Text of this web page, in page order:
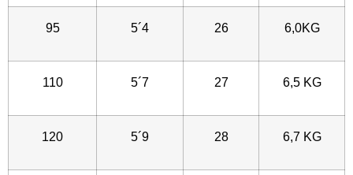
95 5´4 26 6,0KG
110 5´7 27 6,5 KG
120 5´9 28 6,7 KG